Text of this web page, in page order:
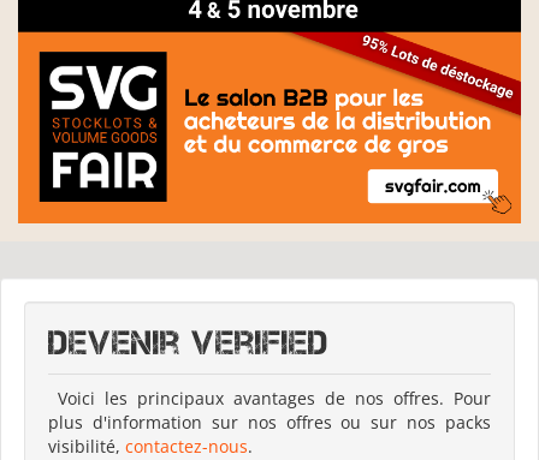
Devenir Verified
Voici les principaux avantages de nos offres. Pour
plus d'information sur nos offres ou sur nos packs
visibilité, contactez-nous.